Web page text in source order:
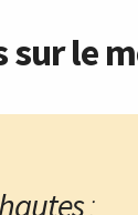
sur le
: